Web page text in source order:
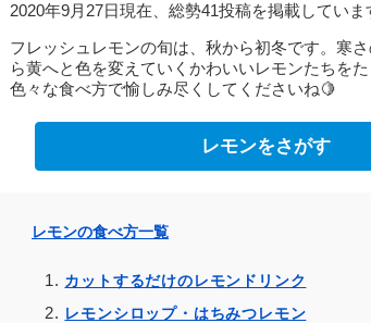
2020年9月27日現在、総勢41投稿を掲載していま
フレッシュレモンの旬は、秋から初冬です。寒
ら黄へと色を変えていくかわいいレモンたちをた
色々な食べ方で愉しみ尽くしてくださいね🍋
レモンをさがす
レモンの食べ方一覧
カットするだけのレモンドリンク
レモンシロップ・はちみつレモン